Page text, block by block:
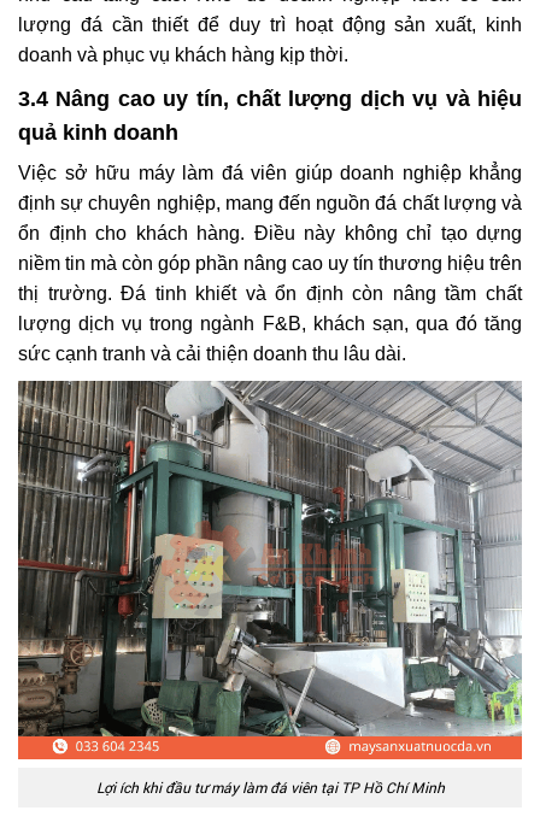
lượng đá cần thiết để duy trì hoạt động sản xuất, kinh
doanh và phục vụ khách hàng kịp thời.
3.4 Nâng cao uy tín, chất lượng dịch vụ và hiệu
quả kinh doanh
Việc sở hữu máy làm đá viên giúp doanh nghiệp khẳng
định sự chuyên nghiệp, mang đến nguồn đá chất lượng và
ổn định cho khách hàng. Điều này không chỉ tạo dựng
niềm tin mà còn góp phần nâng cao uy tín thương hiệu trên
thị trường. Đá tinh khiết và ổn định còn nâng tầm chất
lượng dịch vụ trong ngành F&B, khách sạn, qua đó tăng
sức cạnh tranh và cải thiện doanh thu lâu dài.
Lợi ích khi đầu tư máy làm đá viên tại TP Hồ Chí Minh